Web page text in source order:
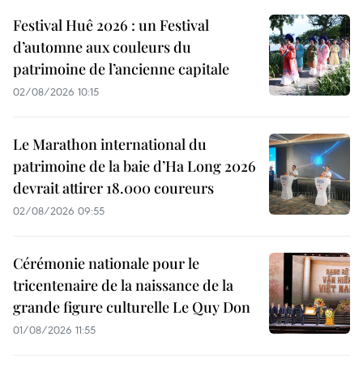
Festival Huê 2026 : un Festival
d’automne aux couleurs du
patrimoine de l’ancienne capitale
02/08/2026 10:15
Le Marathon international du
patrimoine de la baie d’Ha Long 2026
devrait attirer 18.000 coureurs
02/08/2026 09:55
Cérémonie nationale pour le
tricentenaire de la naissance de la
grande figure culturelle Le Quy Don
01/08/2026 11:55